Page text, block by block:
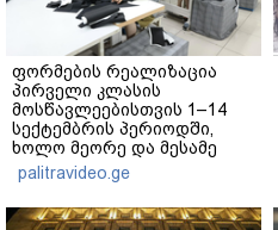
ფორმების რეალიზაცია
პირველი კლასის
მოსწავლეებისთვის 1–14
სექტემბრის პერიოდში,
ხოლო მეორე და მესამე
ეტაპებზე...
palitravideo.ge